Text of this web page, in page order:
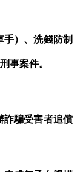
）、洗錢防制
事案件。
詐騙受害者追償